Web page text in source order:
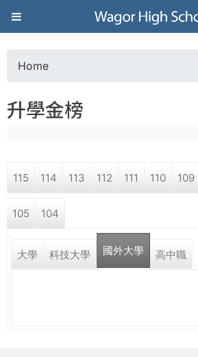
Jump to navigation
葳
格
高
學
o
a
r
e
Home
升學金榜
115 114 113 112 111 110 109
105 104
大學 科技大學 國外大學 高中職